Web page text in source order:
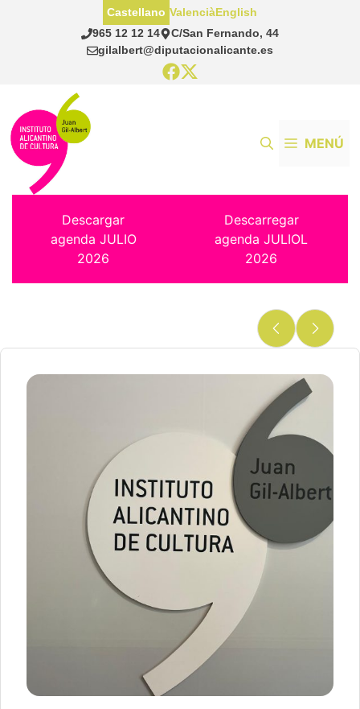
965 12 12 14
C/San Fernando, 44
gilalbert@diputacionalicante.es
Castellano ValenciàEnglish
MENÚ
Descargar
agenda JULIO
2026
Descarregar
agenda JULIOL
2026